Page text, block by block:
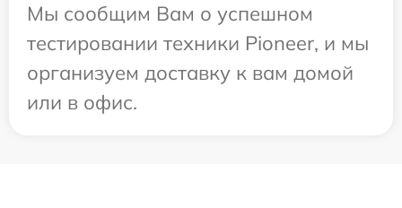
Мы сообщим Вам о успешном
тестировании техники Pioneer, и мы
организуем доставку к вам домой
или в офис.